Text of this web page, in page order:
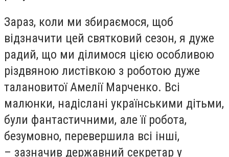
Зараз, коли ми збираємося, щоб
відзначити цей святковий сезон, я дуже
радий, що ми ділимося цією особливою
різдвяною листівкою з роботою дуже
талановитої Амелії Марченко. Всі
малюнки, надіслані українськими дітьми,
були фантастичними, але її робота,
безумовно, перевершила всі інші,
– зазначив державний секретар у